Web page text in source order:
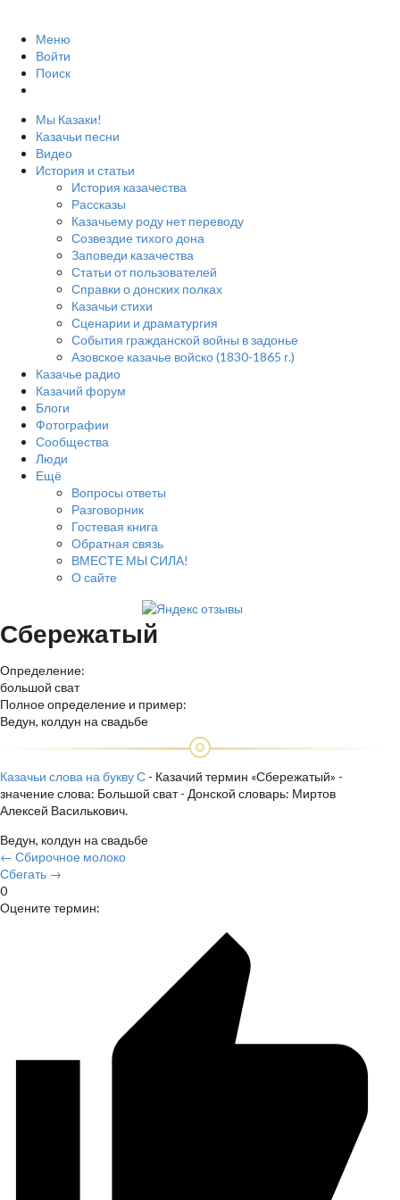
Меню
Войти
Поиск
Мы Казаки!
Казачьи песни
Видео
История и статьи
История казачества
Рассказы
Казачьему роду нет переводу
Созвездие тихого дона
Заповеди казачества
Статьи от пользователей
Справки о донских полках
Казачьи стихи
Сценарии и драматургия
События гражданской войны в задонье
Азовское казачье войско (1830-1865 г.)
Казачье радио
Казачий форум
Блоги
Фотографии
Сообщества
Люди
Ещё
Вопросы ответы
Разговорник
Гостевая книга
Обратная связь
ВМЕСТЕ МЫ СИЛА!
О сайте
Сбережатый
Определение:
большой сват
Полное определение и пример:
Ведун, колдун на свадьбе
Казачьи слова на букву С - Казачий термин «Сбережатый» -
значение слова: Большой сват - Донской словарь: Миртов
Алексей Василькович.
Ведун, колдун на свадьбе
← Сбирочное молоко
Сбегать →
0
Оцените термин: